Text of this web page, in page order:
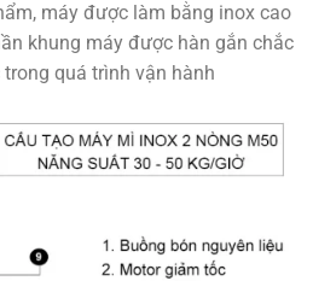
máy được làm bằng inox cao
khung máy được hàn gắn chắc
quá trình vận hành